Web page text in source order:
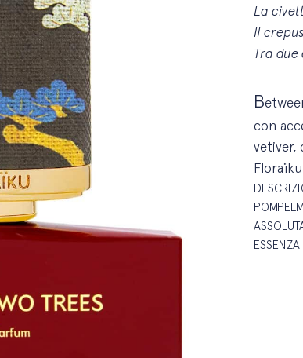
La
Il
Tra due
B
con
vetiver,